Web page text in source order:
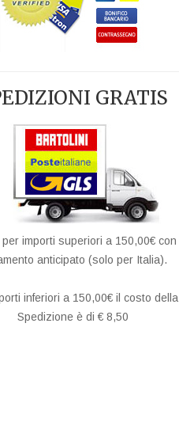
GRATIS
importi superiori a 150,00€ con
anticipato (solo per Italia).
inferiori a 150,00€ il costo della
Spedizione è di € 8,50